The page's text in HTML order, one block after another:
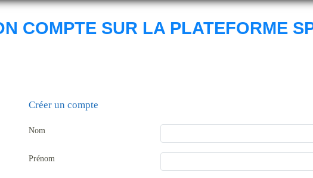
COMPTE SUR LA PLATEFORME
Créer un compte
Nom
Prénom